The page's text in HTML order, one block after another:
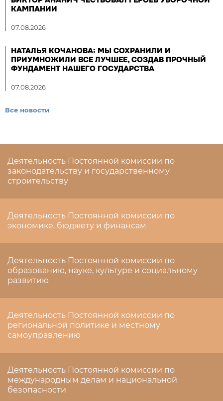
КАМПАНИИ
07.08.2026
НАТАЛЬЯ КОЧАНОВА: МЫ СОХРАНИЛИ И
ПРИУМНОЖИЛИ ВСЕ ЛУЧШЕЕ, СОЗДАВ ПРОЧНЫЙ
ФУНДАМЕНТ НАШЕГО ГОСУДАРСТВА
07.08.2026
Все новости
Деятельность Постоянной комиссии по
законодательству и государственному
строительству
Деятельность Постоянной комиссии по
экономике, бюджету и финансам
Деятельность Постоянной комиссии по
образованию, науке, культуре и социальному
развитию
Деятельность Постоянной комиссии по
региональной политике и местному
самоуправлению
Деятельность Постоянной комиссии по
международным делам и национальной
безопасности